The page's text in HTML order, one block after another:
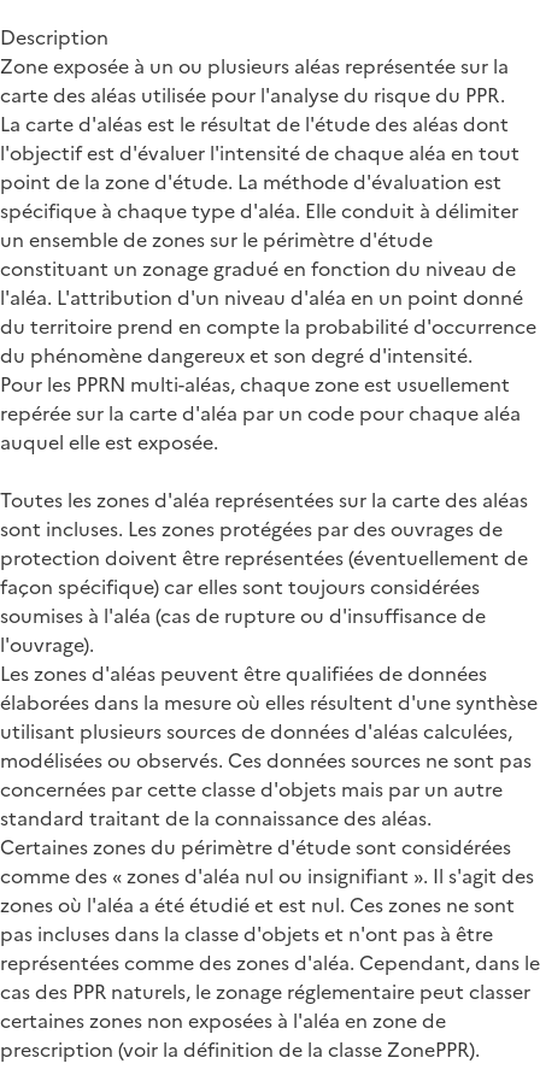
Description
Zone exposée à un ou plusieurs aléas représentée sur la
carte des aléas utilisée pour l'analyse du risque du PPR.
La carte d'aléas est le résultat de l'étude des aléas dont
l'objectif est d'évaluer l'intensité de chaque aléa en tout
point de la zone d'étude. La méthode d'évaluation est
spécifique à chaque type d'aléa. Elle conduit à délimiter
un ensemble de zones sur le périmètre d'étude
constituant un zonage gradué en fonction du niveau de
l'aléa. L'attribution d'un niveau d'aléa en un point donné
du territoire prend en compte la probabilité d'occurrence
du phénomène dangereux et son degré d'intensité.
Pour les PPRN multi-aléas, chaque zone est usuellement
repérée sur la carte d'aléa par un code pour chaque aléa
auquel elle est exposée.
Toutes les zones d'aléa représentées sur la carte des aléas
sont incluses. Les zones protégées par des ouvrages de
protection doivent être représentées (éventuellement de
façon spécifique) car elles sont toujours considérées
soumises à l'aléa (cas de rupture ou d'insuffisance de
l'ouvrage).
Les zones d'aléas peuvent être qualifiées de données
élaborées dans la mesure où elles résultent d'une synthèse
utilisant plusieurs sources de données d'aléas calculées,
modélisées ou observés. Ces données sources ne sont pas
concernées par cette classe d'objets mais par un autre
standard traitant de la connaissance des aléas.
Certaines zones du périmètre d'étude sont considérées
comme des « zones d'aléa nul ou insignifiant ». Il s'agit des
zones où l'aléa a été étudié et est nul. Ces zones ne sont
pas incluses dans la classe d'objets et n'ont pas à être
représentées comme des zones d'aléa. Cependant, dans le
cas des PPR naturels, le zonage réglementaire peut classer
certaines zones non exposées à l'aléa en zone de
prescription (voir la définition de la classe ZonePPR).